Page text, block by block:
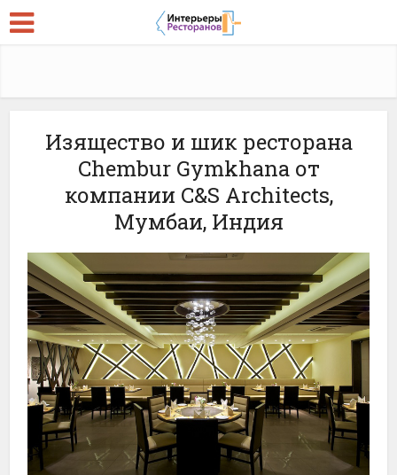
Изящество и шик ресторана
Chembur Gymkhana от
компании C&S Architects,
Мумбаи, Индия